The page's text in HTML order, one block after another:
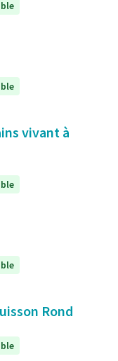
vivant à
Rond